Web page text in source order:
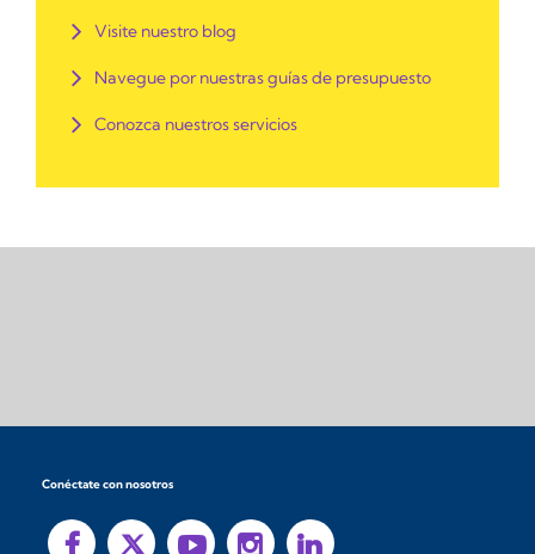
Visite nuestro blog
Navegue por nuestras guías de presupuesto
Conozca nuestros servicios
Conéctate con nosotros